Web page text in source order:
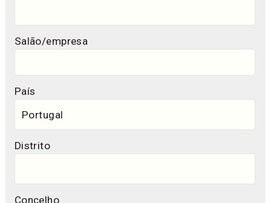
Salão/empresa
País
Distrito
Concelho